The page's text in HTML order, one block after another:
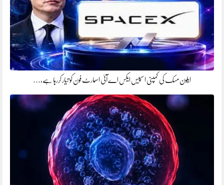
ایلون مسک کی کمپنی اسپیس ایکس اے آئی اسمارٹ فون کو تیار کررہا ہے،…